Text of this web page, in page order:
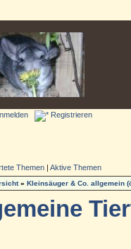
Registrieren
Themen |Aktive Themen
»Kleinsäuger & Co. allgemein